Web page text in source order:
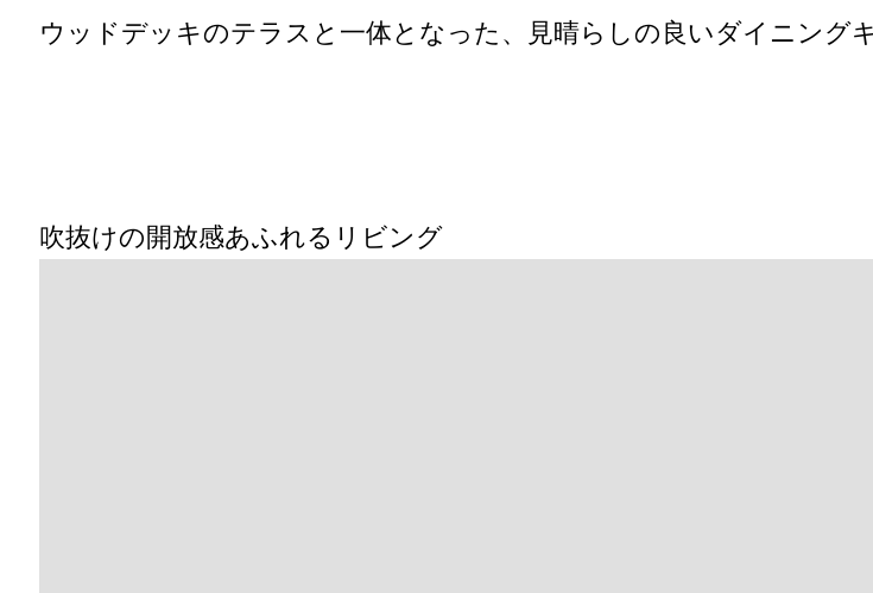
ウッドデッキのテラスと一体となった、見晴らしの良いダイニング
吹抜けの開放感あふれるリビング